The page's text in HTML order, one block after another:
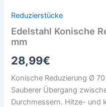
Reduzierstücke
Edelstahl Konische
mm
28,99€
Konische Reduzierung Ø
Sauberer Übergang
Durchmessern. Hitze- und